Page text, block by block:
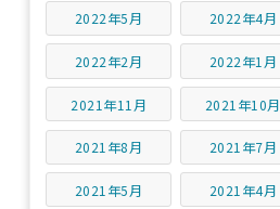
2022年5月 2022年4月
2022年2月 2022年1月
2021年11月 2021年10月
2021年8月 2021年7月
2021年5月 2021年4月